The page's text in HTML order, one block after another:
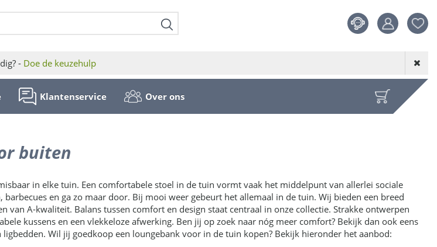
- Doe de keuzehulp
Klantenservice Over ons
buiten
in elke tuin. Een comfortabele stoel in de tuin vormt vaak het middelpunt van allerlei sociale
en ga zo maar door. Bij mooi weer gebeurt het allemaal in de tuin. Wij bieden een breed
van A-kwaliteit. Balans tussen comfort en design staat centraal in onze collectie. Strakke ontwerpen
kussens en een vlekkeloze afwerking. Ben jij op zoek naar nóg meer comfort? Bekijk dan ook eens
Wil jij goedkoop een loungebank voor in de tuin kopen? Bekijk hieronder het aanbod: